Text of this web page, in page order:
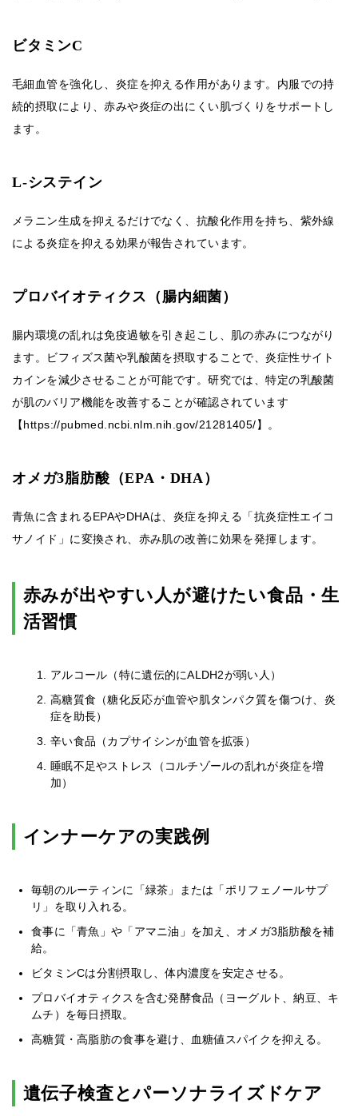
ビタミンC
毛細血管を強化し、炎症を抑える作用があります。内服での持
続的摂取により、赤みや炎症の出にくい肌づくりをサポートし
ます。
L-システイン
メラニン生成を抑えるだけでなく、抗酸化作用を持ち、紫外線
による炎症を抑える効果が報告されています。
プロバイオティクス（腸内細菌）
腸内環境の乱れは免疫過敏を引き起こし、肌の赤みにつながり
ます。ビフィズス菌や乳酸菌を摂取することで、炎症性サイト
カインを減少させることが可能です。研究では、特定の乳酸菌
が肌のバリア機能を改善することが確認されています
【https://pubmed.ncbi.nlm.nih.gov/21281405/】。
オメガ3脂肪酸（EPA・DHA）
青魚に含まれるEPAやDHAは、炎症を抑える「抗炎症性エイコ
サノイド」に変換され、赤み肌の改善に効果を発揮します。
赤みが出やすい人が避けたい食品・生
活習慣
アルコール（特に遺伝的にALDH2が弱い人）
高糖質食（糖化反応が血管や肌タンパク質を傷つけ、炎
症を助長）
辛い食品（カプサイシンが血管を拡張）
睡眠不足やストレス（コルチゾールの乱れが炎症を増
加）
インナーケアの実践例
毎朝のルーティンに「緑茶」または「ポリフェノールサプ
リ」を取り入れる。
食事に「青魚」や「アマニ油」を加え、オメガ3脂肪酸を補
給。
ビタミンCは分割摂取し、体内濃度を安定させる。
プロバイオティクスを含む発酵食品（ヨーグルト、納豆、キ
ムチ）を毎日摂取。
高糖質・高脂肪の食事を避け、血糖値スパイクを抑える。
遺伝子検査とパーソナライズドケア